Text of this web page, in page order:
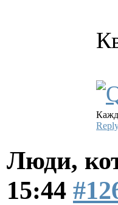
Люди,
15:44